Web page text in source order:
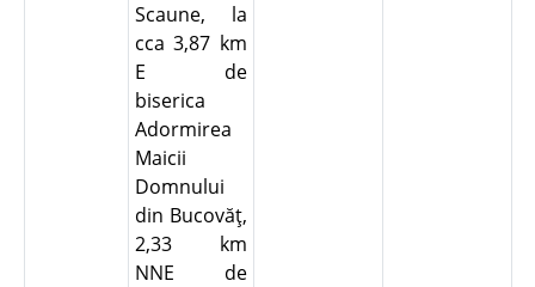
Scaune, la
cca 3,87 km
E de
biserica
Adormirea
Maicii
Domnului
din Bucovăţ,
2,33 km
NNE de